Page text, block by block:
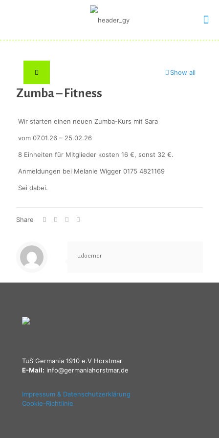
Show all
Zumba – Fitness
Wir starten einen neuen Zumba-Kurs mit Sara
vom 07.01.26 – 25.02.26
8 Einheiten für Mitglieder kosten 16 €, sonst 32 €.
Anmeldungen bei Melanie Wigger 0175 4821169
Sei dabei.
Share
udoemer
TuS Germania 1910 e.V Horstmar
E-Mail: info@germaniahorstmar.de
Impressum & Datenschutzerklärung
Cookie-Richtlinie